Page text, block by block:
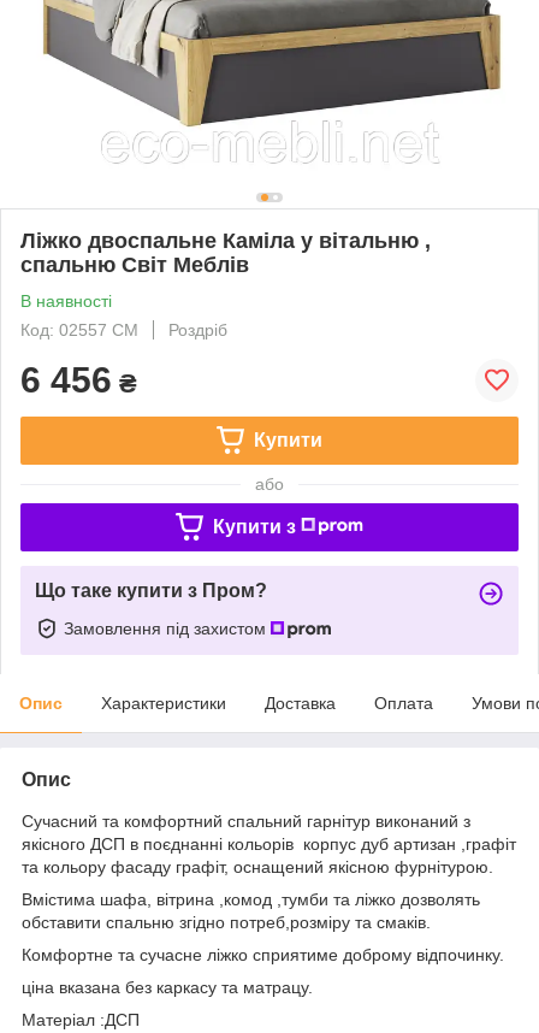
Ліжко двоспальне Каміла у вітальню ,
спальню Світ Меблів
В наявності
Код: 02557 СМ
Роздріб
6 456 ₴
Купити
або
Купити з
Що таке купити з Пром?
Замовлення під захистом
Опис Характеристики Доставка Оплата Умови
Опис
Сучасний та комфортний спальний гарнітур виконаний з
якісного ДСП в поєднанні кольорів корпус дуб артизан ,графіт
та кольору фасаду графіт, оснащений якісною фурнітурою.
Вмістима шафа, вітрина ,комод ,тумби та ліжко дозволять
обставити спальню згідно потреб,розміру та смаків.
Комфортне та сучасне ліжко сприятиме доброму відпочинку.
ціна вказана без каркасу та матрацу.
Матеріал :ДСП